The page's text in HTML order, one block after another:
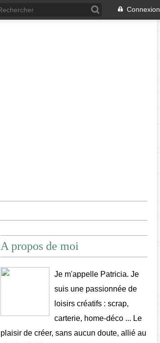
Connexion
A propos de moi
Je m'appelle Patricia. Je
suis une passionnée de
loisirs créatifs : scrap,
carterie, home-déco ... Le
plaisir de créer, sans aucun doute, allié au